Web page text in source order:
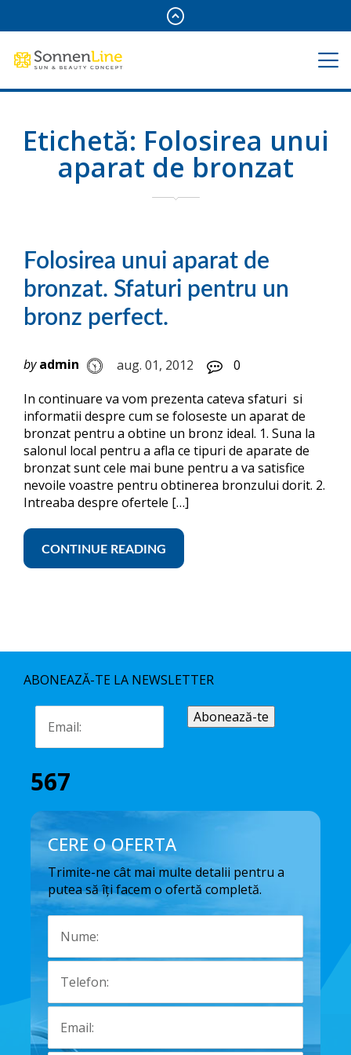
Etichetă: Folosirea unui
aparat de bronzat
Folosirea unui aparat de
bronzat. Sfaturi pentru un
bronz perfect.
by admin aug. 01, 2012
0
In continuare va vom prezenta cateva sfaturi si
informatii despre cum se foloseste un aparat de
bronzat pentru a obtine un bronz ideal. 1. Suna la
salonul local pentru a afla ce tipuri de aparate de
bronzat sunt cele mai bune pentru a va satisfice
nevoile voastre pentru obtinerea bronzului dorit. 2.
Intreaba despre ofertele […]
CONTINUE READING
ABONEAZĂ-TE LA NEWSLETTER
567
CERE O OFERTA
Trimite-ne cât mai multe detalii pentru a
putea să îți facem o ofertă completă.